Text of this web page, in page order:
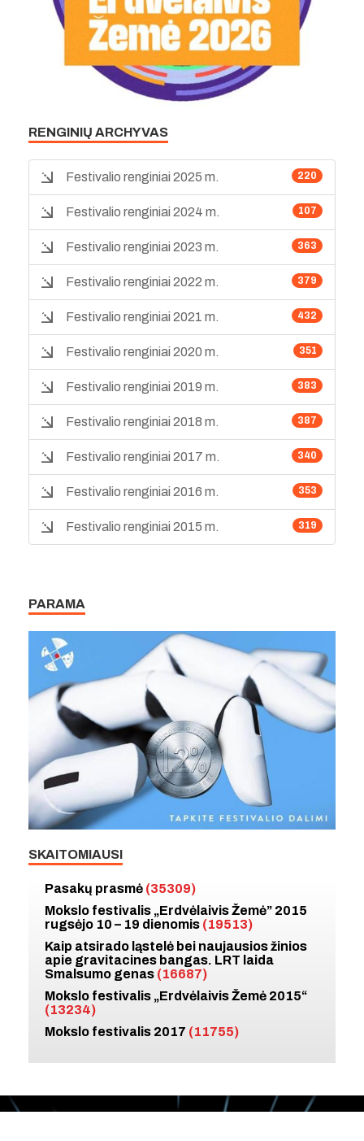
RENGINIŲ ARCHYVAS
220
Festivalio renginiai 2025 m.
107
Festivalio renginiai 2024 m.
363
Festivalio renginiai 2023 m.
379
Festivalio renginiai 2022 m.
432
Festivalio renginiai 2021 m.
351
Festivalio renginiai 2020 m.
383
Festivalio renginiai 2019 m.
387
Festivalio renginiai 2018 m.
340
Festivalio renginiai 2017 m.
353
Festivalio renginiai 2016 m.
319
Festivalio renginiai 2015 m.
PARAMA
SKAITOMIAUSI
Pasakų prasmė (35309)
Mokslo festivalis „Erdvėlaivis Žemė” 2015
rugsėjo 10 – 19 dienomis (19513)
Kaip atsirado ląstelė bei naujausios žinios
apie gravitacines bangas. LRT laida
Smalsumo genas (16687)
Mokslo festivalis „Erdvėlaivis Žemė 2015“
(13234)
Mokslo festivalis 2017 (11755)